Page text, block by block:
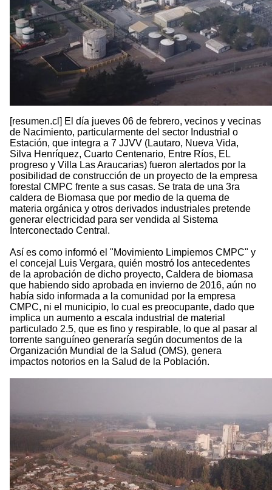
[resumen.cl] El día jueves 06 de febrero, vecinos y vecinas
de Nacimiento, particularmente del sector Industrial o
Estación, que integra a 7 JJVV (Lautaro, Nueva Vida,
Silva Henríquez, Cuarto Centenario, Entre Ríos, EL
progreso y Villa Las Araucarias) fueron alertados por la
posibilidad de construcción de un proyecto de la empresa
forestal CMPC frente a sus casas. Se trata de una 3ra
caldera de Biomasa que por medio de la quema de
materia orgánica y otros derivados industriales pretende
generar electricidad para ser vendida al Sistema
Interconectado Central.
Así es como informó el "Movimiento Limpiemos CMPC" y
el concejal Luis Vergara, quién mostró los antecedentes
de la aprobación de dicho proyecto, Caldera de biomasa
que habiendo sido aprobada en invierno de 2016, aún no
había sido informada a la comunidad por la empresa
CMPC, ni el municipio, lo cual es preocupante, dado que
implica un aumento a escala industrial de material
particulado 2.5, que es fino y respirable, lo que al pasar al
torrente sanguíneo generaría según documentos de la
Organización Mundial de la Salud (OMS), genera
impactos notorios en la Salud de la Población.